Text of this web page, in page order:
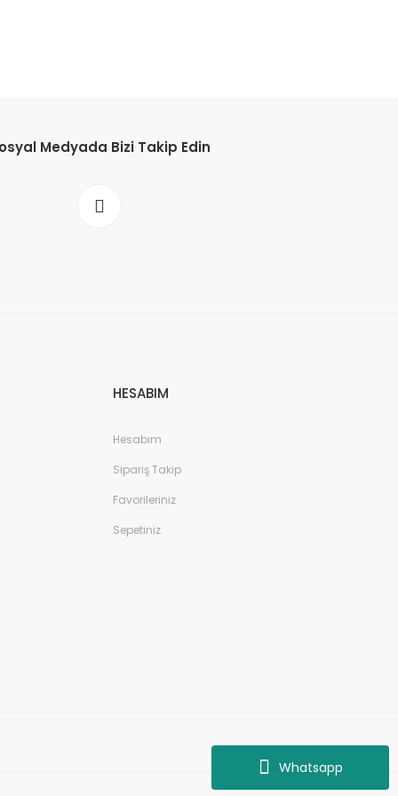
Whatsapp
Medyada Bizi Takip Edin
HESABIM
Hesabım
Sipariş Takip
Favorileriniz
Sepetiniz